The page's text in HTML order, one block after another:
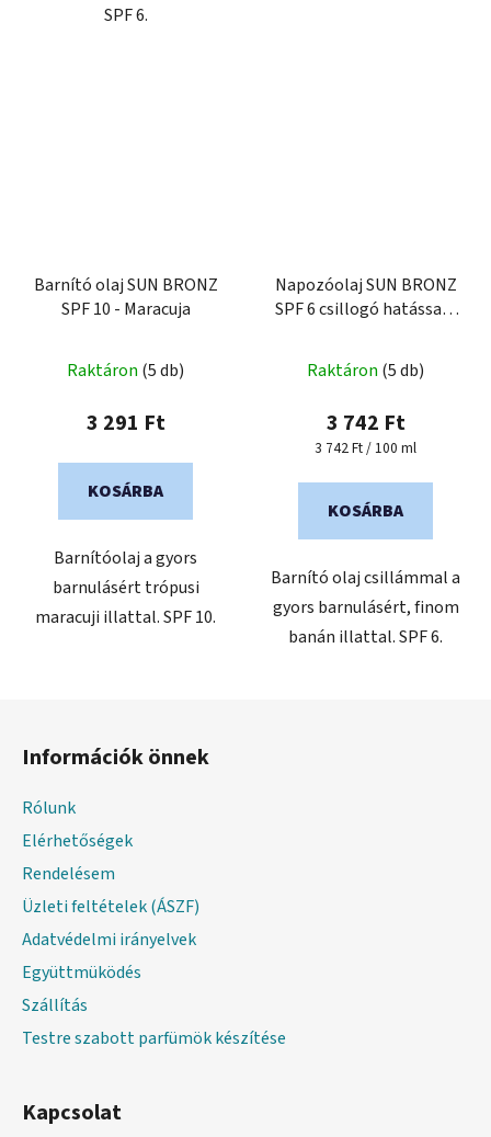
SPF 6.
Barnító olaj SUN BRONZ
SPF 10 - Maracuja
Raktáron (5 db)
3 291 Ft
KOSÁRBA
Barnítóolaj a gyors
barnulásért trópusi
maracuji illattal. SPF 10.
Napozóolaj SUN BRONZ
SPF 6 csillogó hatással -
Raktáron (5 db)
3 742 Ft
Egységár:
3 742 Ft / 100 ml
KOSÁRBA
Barnító olaj csillámmal a
gyors barnulásért, finom
banán illattal. SPF 6.
Információk önnek
Rólunk
Elérhetőségek
Rendelésem
Üzleti feltételek (ÁSZF)
Adatvédelmi irányelvek
Együttmüködés
Szállítás
Testre szabott parfümök készítése
Kapcsolat